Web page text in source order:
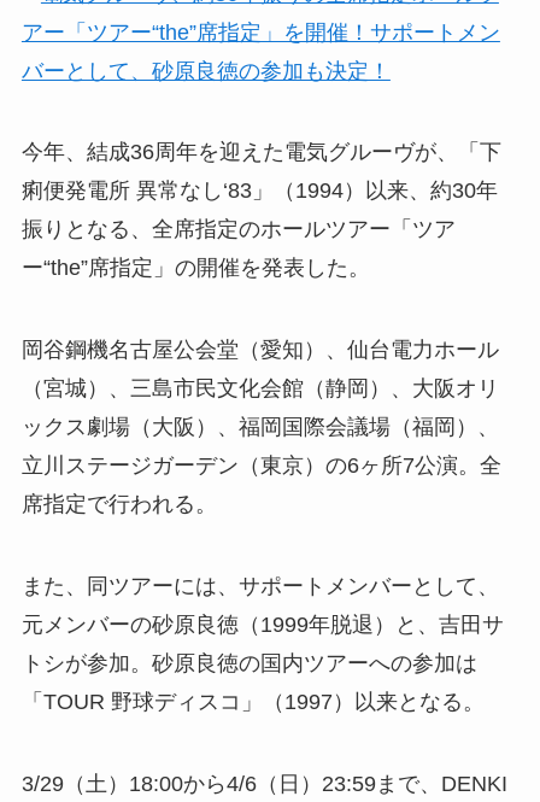
今年、結成36周年を迎えた電気グルーヴが、「下
痢便発電所 異常なし‘83」（1994）以来、約30年
振りとなる、全席指定のホールツアー「ツア
ー“the”席指定」の開催を発表した。
岡谷鋼機名古屋公会堂（愛知）、仙台電力ホール
（宮城）、三島市民文化会館（静岡）、大阪オリ
ックス劇場（大阪）、福岡国際会議場（福岡）、
立川ステージガーデン（東京）の6ヶ所7公演。全
席指定で行われる。
また、同ツアーには、サポートメンバーとして、
元メンバーの砂原良徳（1999年脱退）と、吉田サ
トシが参加。砂原良徳の国内ツアーへの参加は
「TOUR 野球ディスコ」（1997）以来となる。
3/29（土）18:00から4/6（日）23:59まで、DENKI